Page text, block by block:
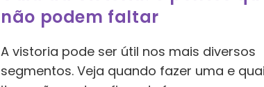
não podem faltar
A vistoria pode ser útil nos mais diversos
segmentos. Veja quando fazer uma e